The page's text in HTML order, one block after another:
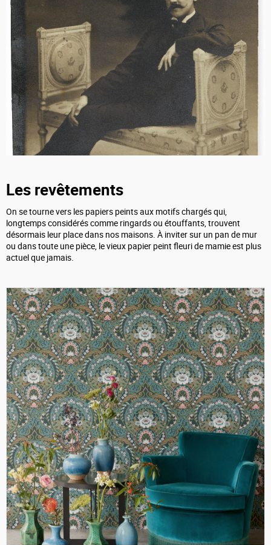
Les revêtements
On se tourne vers les papiers peints aux motifs chargés qui,
longtemps considérés comme ringards ou étouffants, trouvent
désormais leur place dans nos maisons. À inviter sur un pan de mur
ou dans toute une pièce, le vieux papier peint fleuri de mamie est plus
actuel que jamais.